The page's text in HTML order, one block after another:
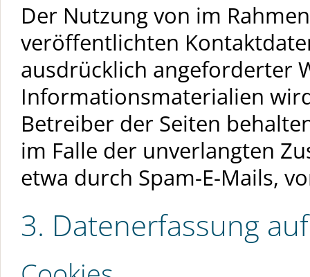
Der Nutzung von im
veröffentlichten
ausdrücklich angeforderter
Informationsmaterialien
Betreiber der Seiten
im Falle der unverlangten
etwa durch Spam-E-Mails,
3. Datenerfassung